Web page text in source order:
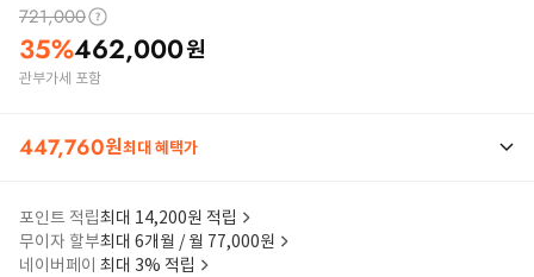
721,000
35%462,000원
관부가세 포함
447,760원최대 혜택가
포인트 적립최대 14,200원 적립
무이자 할부최대 6개월 / 월 77,000원
네이버페이 최대 3% 적립